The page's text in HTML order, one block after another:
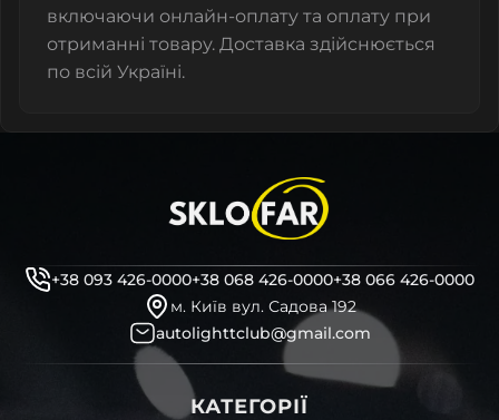
включаючи онлайн-оплату та оплату при
отриманні товару. Доставка здійснюється
по всій Україні.
+38 093 426-0000+38 068 426-0000+38 066 426-0000
м. Київ вул. Садова 192
autolighttclub@gmail.com
КАТЕГОРІЇ